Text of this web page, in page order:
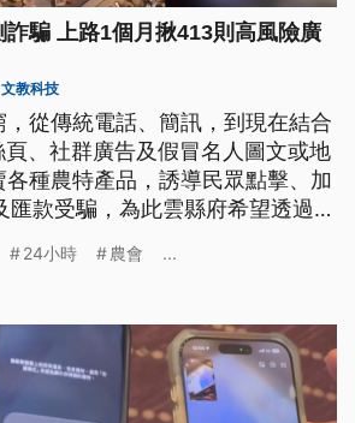
騙 上路1個月揪413則高風險廣
文教科技
從傳統電話、簡訊，到現在結合
、社群廣告及假冒名人圖文或地
種農特產品，誘導民眾點擊、加
匯款受騙，為此雲縣府希望透過結
，守護民眾財產。
24小時 農會 ...